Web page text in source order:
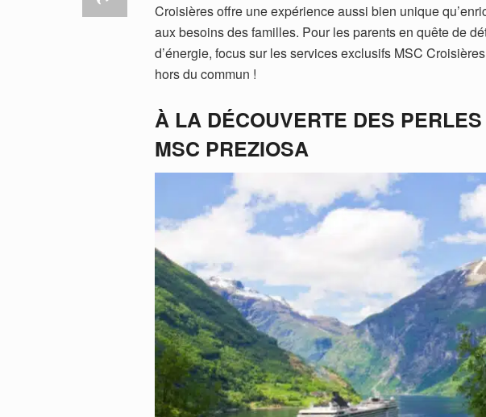
Croisières offre une expérience aussi bien unique
aux besoins des familles. Pour les parents en quête de
d’énergie, focus sur les services exclusifs MSC
hors du commun !
À LA DÉCOUVERTE DES
MSC PREZIOSA